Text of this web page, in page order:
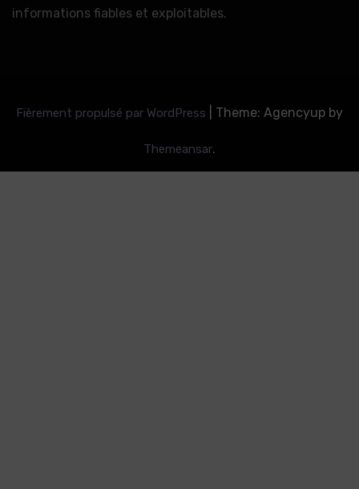
informations fiables et exploitables.
Fièrement propulsé par WordPress Theme: Agencyup by
Themeansar.